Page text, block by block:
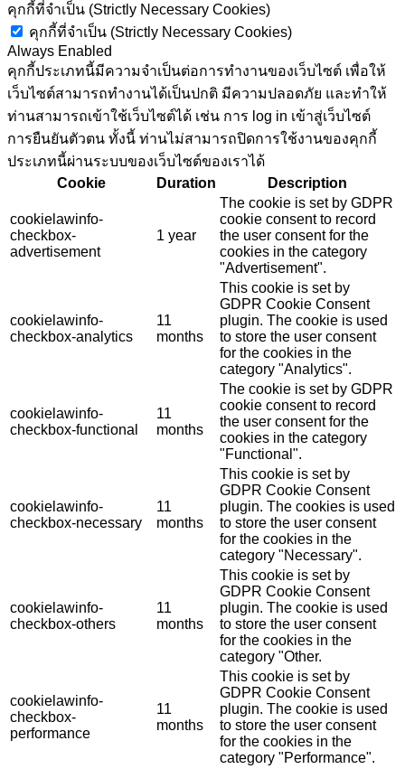
คุกกี้ที่จำเป็น (Strictly Necessary Cookies)
คุกกี้ที่จำเป็น (Strictly Necessary Cookies)
Always Enabled
คุกกี้ประเภทนี้มีความจำเป็นต่อการทำงานของเว็บไซต์ เพื่อให้
เว็บไซต์สามารถทำงานได้เป็นปกติ มีความปลอดภัย และทำให้
ท่านสามารถเข้าใช้เว็บไซต์ได้ เช่น การ log in เข้าสู่เว็บไซต์
การยืนยันตัวตน ทั้งนี้ ท่านไม่สามารถปิดการใช้งานของคุกกี้
ประเภทนี้ผ่านระบบของเว็บไซต์ของเราได้
Cookie
Duration Description
cookielawinfo-
checkbox-
advertisement
1 year
The cookie is set by GDPR
cookie consent to record
the user consent for the
cookies in the category
"Advertisement".
cookielawinfo-
checkbox-analytics
11
months
This cookie is set by
GDPR Cookie Consent
plugin. The cookie is used
to store the user consent
for the cookies in the
category "Analytics".
cookielawinfo-
checkbox-functional
11
months
The cookie is set by GDPR
cookie consent to record
the user consent for the
cookies in the category
"Functional".
cookielawinfo-
checkbox-necessary
11
months
This cookie is set by
GDPR Cookie Consent
plugin. The cookies is used
to store the user consent
for the cookies in the
category "Necessary".
cookielawinfo-
checkbox-others
11
months
This cookie is set by
GDPR Cookie Consent
plugin. The cookie is used
to store the user consent
for the cookies in the
category "Other.
cookielawinfo-
checkbox-
performance
11
months
This cookie is set by
GDPR Cookie Consent
plugin. The cookie is used
to store the user consent
for the cookies in the
category "Performance".